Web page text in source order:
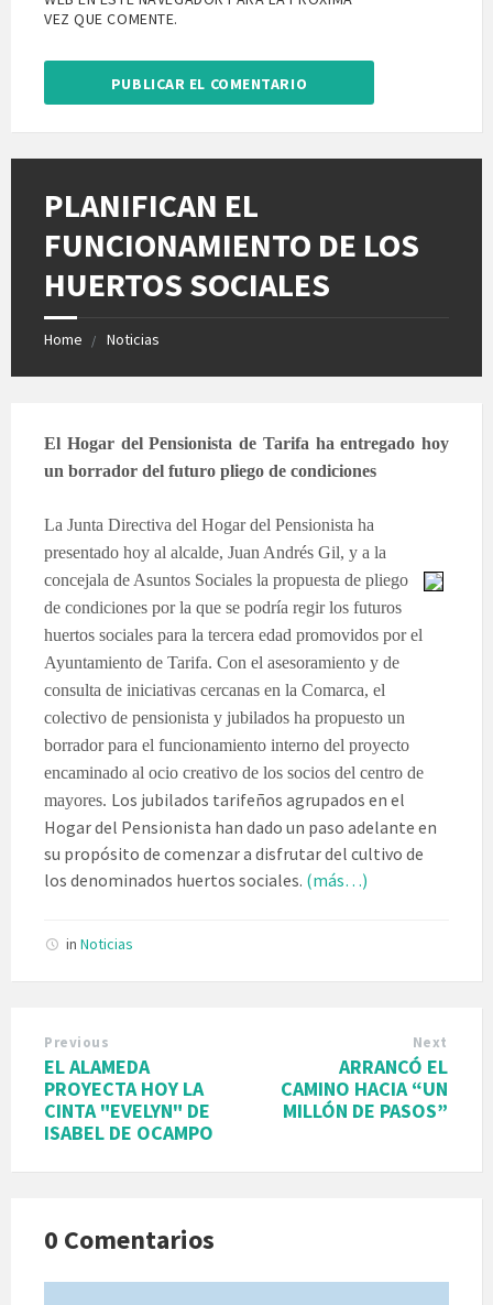
VEZ QUE COMENTE.
PLANIFICAN EL
FUNCIONAMIENTO DE LOS
HUERTOS SOCIALES
Home Noticias
El Hogar del Pensionista de Tarifa ha entregado hoy
un borrador del futuro pliego de condiciones
La Junta Directiva del Hogar del Pensionista ha
presentado hoy al alcalde, Juan Andrés Gil, y a la
concejala de Asuntos Sociales la propuesta de pliego
de condiciones por la que se podría regir los futuros
huertos sociales para la tercera edad promovidos por el
Ayuntamiento de Tarifa. Con el asesoramiento y de
consulta de iniciativas cercanas en la Comarca, el
colectivo de pensionista y jubilados ha propuesto un
borrador para el funcionamiento interno del proyecto
encaminado al ocio creativo de los socios del centro de
mayores. Los jubilados tarifeños agrupados en el
Hogar del Pensionista han dado un paso adelante en
su propósito de comenzar a disfrutar del cultivo de
los denominados huertos sociales. (más…)
in Noticias
Previous
EL ALAMEDA
PROYECTA HOY LA
CINTA "EVELYN" DE
ISABEL DE OCAMPO
Next
ARRANCÓ EL
CAMINO HACIA “UN
MILLÓN DE PASOS”
0 Comentarios